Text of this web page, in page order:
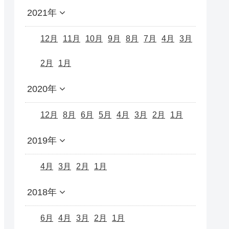
2021年
12月 11月 10月 9月 8月 7月 4月 3月
2月 1月
2020年
12月 8月 6月 5月 4月 3月 2月 1月
2019年
4月 3月 2月 1月
2018年
6月 4月 3月 2月 1月